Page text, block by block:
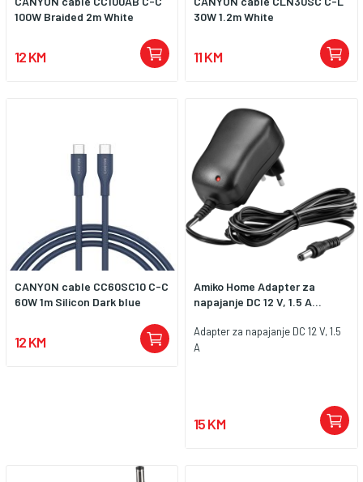
100W Braided 2m White
12 KM
30W 1.2m White
11 KM
CANYON cable CC60SC10 C-C
60W 1m Silicon Dark blue
12 KM
Amiko Home Adapter za
napajanje DC 12 V, 1.5 A...
Adapter za napajanje DC 12 V, 1.5
A
15 KM